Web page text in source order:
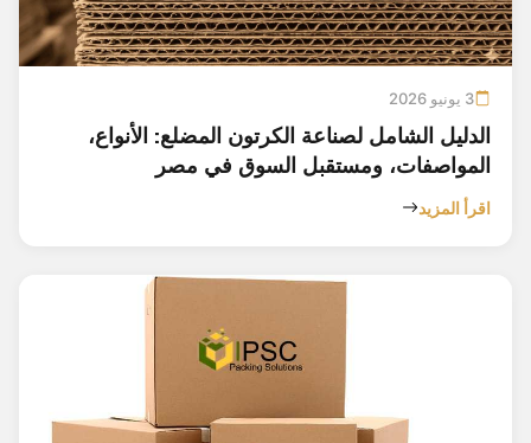
3 يونيو 2026
الدليل الشامل لصناعة الكرتون المضلع: الأنواع،
المواصفات، ومستقبل السوق في مصر
اقرأ المزيد